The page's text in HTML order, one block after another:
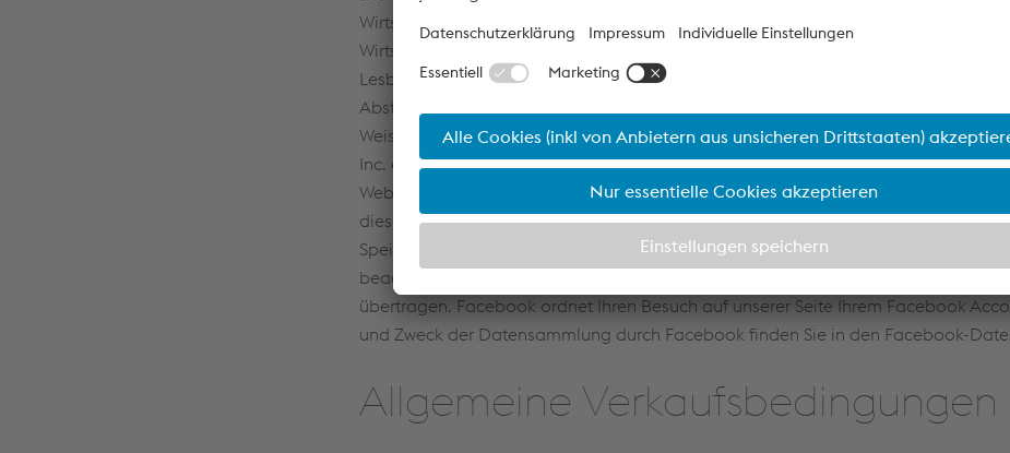
Wirtschaftskammerorganisation gemäß den entsprechenden Rechtsvorschriften.
Wirtschaftskammer siehe Firmen A-Z auf der Website der WKÖ http://
Lesbarkeit wurde von einer geschlechtsneutralen Schreibweise der auf natürliche
Abstand genommen. Soweit derartige Bezeichnungen nur in männlicher Form
Weise auf weibliche Beschäftigte.Zur Verbesserung der Effizienz der Website
Inc. eingesetzt. Durch Speicherung eines sog. „Cookies“ auf Ihrem Computer
Website (inkl. der IP-Adresse) von Google Analytics ausgewertet. Die
diese Informationen zur Verbesserung der eigenen Produkte und Services. Durch
Speicherung des Cookies unterbinden. In diesem Fall kann möglicherweise die
beachten Sie, wenn Sie den Facebook Gefällt-mir-Button nutzen, werden Ihre
übertragen. Facebook ordnet Ihren Besuch auf unserer Seite Ihrem Facebook
und Zweck der Datensammlung durch Facebook finden Sie in den Facebook-
Allgemeine Verkaufsbedingungen